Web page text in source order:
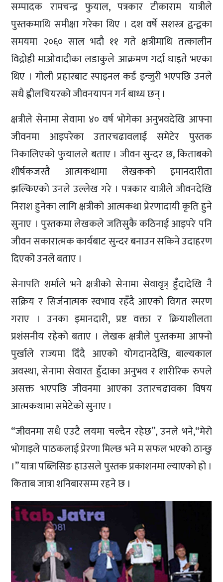
सम्पादक रामचन्द्र फुयाल, पत्रकार टीकाराम यात्रीले
पुस्तकमाथि समीक्षा गरेका थिए । दश वर्षे सशस्त्र द्वन्द्वका
समयमा २०६० साल भदौ ११ गते क्षत्रीमाथि तत्कालीन
विद्रोही माओवादीका लडाकुले आक्रमण गर्दा घाइते भएका
थिए । गोली प्रहारबाट स्पाइनल कर्ड इन्जुरी भएपछि उनले
सधै ह्वीलचियरको जीवनयापन गर्न बाध्य छन् ।
क्षत्रीले सेनामा सेवामा ४० वर्ष भोगेका अनुभवदेखि आफ्ना
जीवनमा आइपरेका उतारचढावलाई समेटेर पुस्तक
निकालिएको फुयालले बताए । जीवन सुन्दर छ, किताबको
शीर्षकजस्तै आत्मकथामा लेखकको इमानदारीता
झल्किएको उनले उल्लेख गरे । पत्रकार यात्रीले जीवनदेखि
निराश हुनेका लागि क्षत्रीको आत्मकथा प्रेरणादायी कृति हुने
सुनाए । पुस्तकमा लेखकले जतिसुकै कठिनाई आइपरे पनि
जीवन सकारात्मक कार्यबाट सुन्दर बनाउन सकिने उदाहरण
दिएको उनले बताए ।
सेनापति शर्माले भने क्षत्रीको सेनामा सेवावृत्र् हुँदादेखि नै
सक्रिय र सिर्जनात्मक स्वभाव रहँदै आएको विगत स्मरण
गराए । उनका इमानदारी, प्रष्ट वक्ता र क्रियाशीलता
प्रशंसनीय रहेको बताए । लेखक क्षत्रीले पुस्तकमा आफ्नो
पुर्खाले राज्यमा दिँदै आएको योगदानदेखि, बाल्यकाल
अवस्था, सेनामा सेवारत हुँदाका अनुभव र शारीरिक रुपले
असक्त भएपछि जीवनमा आएका उतारचढावका विषय
आत्मकथामा समेटेको सुनाए ।
“जीवनमा सधै एउटै लयमा चल्दैन रहेछ”, उनले भने,“मेरो
भोगाइले पाठकलाई प्रेरणा मिल्छ भने म सफल भएको ठान्छु
।” यात्रा पब्लिसिङ हाउसले पुस्तक प्रकाशनमा ल्याएको हो ।
किताब जात्रा शनिबारसम्म रहने छ ।